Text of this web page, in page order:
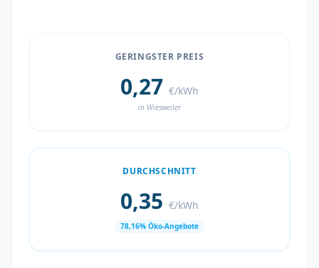
GERINGSTER PREIS
0,27 €/kWh
in Wiesweiler
DURCHSCHNITT
0,35 €/kWh
78,16% Öko-Angebote